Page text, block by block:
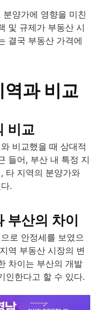
양가에 영향을 미친
및 규제가 부동산 시
결국 부동산 가격에
역과 비교
비교
비교했을 때 상대적
들어, 부산 내 특정 지
타 지역의 분양가와
.
부산의 차이
로 안정세를 보였으
역 부동산 시장의 변
차이는 부산의 개발
인한다고 할 수 있다.